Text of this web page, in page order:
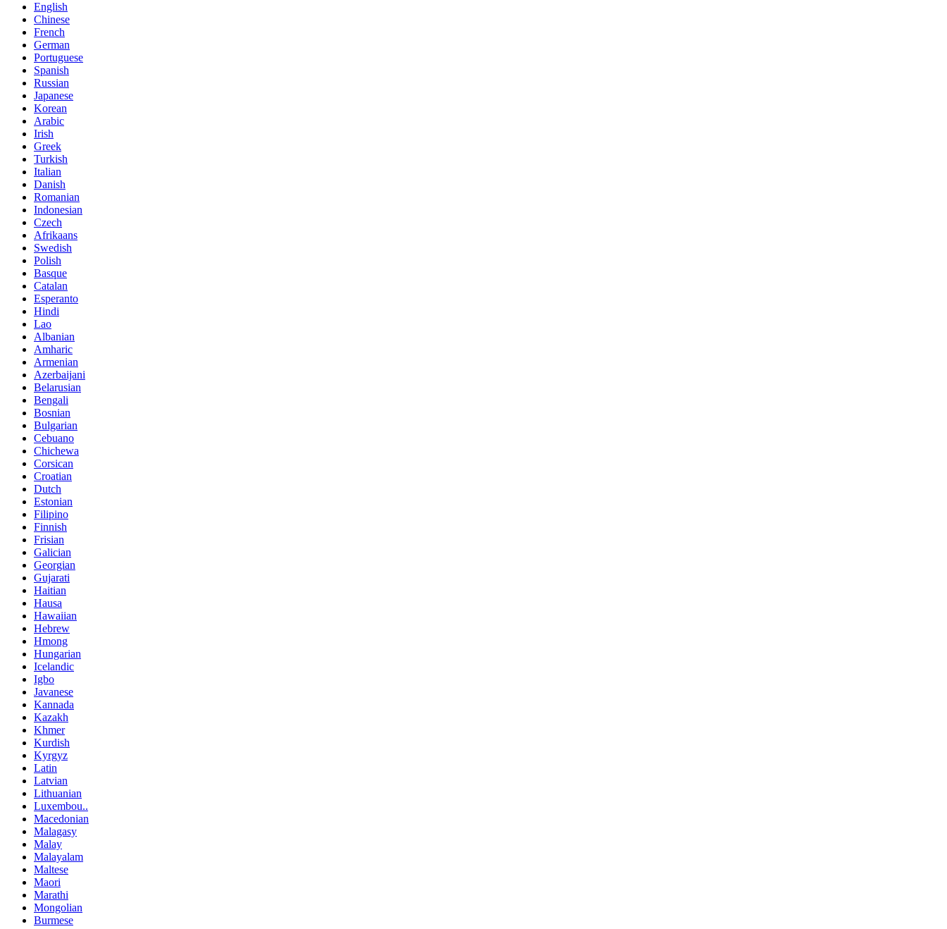
English
Chinese
French
German
Portuguese
Spanish
Russian
Japanese
Korean
Arabic
Irish
Greek
Turkish
Italian
Danish
Romanian
Indonesian
Czech
Afrikaans
Swedish
Polish
Basque
Catalan
Esperanto
Hindi
Lao
Albanian
Amharic
Armenian
Azerbaijani
Belarusian
Bengali
Bosnian
Bulgarian
Cebuano
Chichewa
Corsican
Croatian
Dutch
Estonian
Filipino
Finnish
Frisian
Galician
Georgian
Gujarati
Haitian
Hausa
Hawaiian
Hebrew
Hmong
Hungarian
Icelandic
Igbo
Javanese
Kannada
Kazakh
Khmer
Kurdish
Kyrgyz
Latin
Latvian
Lithuanian
Luxembou..
Macedonian
Malagasy
Malay
Malayalam
Maltese
Maori
Marathi
Mongolian
Burmese